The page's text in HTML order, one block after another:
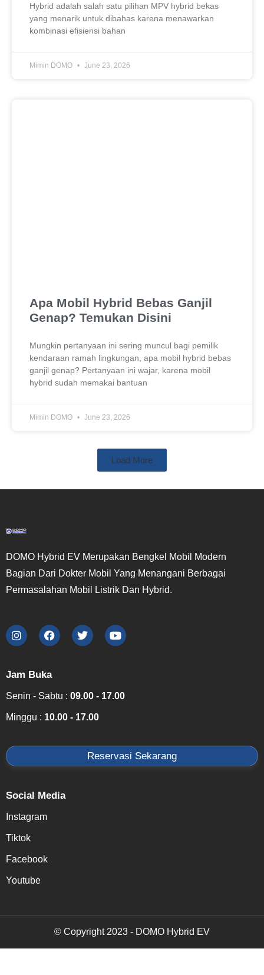
Hybrid adalah salah satu pilihan MPV hybrid bekas
yang menarik untuk dibahas karena menawarkan
kombinasi efisiensi bahan
Mimin DOMO June 23, 2026
Apa Mobil Hybrid Bebas Ganjil
Genap? Temukan Disini
Mungkin pertanyaan ini sering muncul bagi pemilik
kendaraan ramah lingkungan, apa mobil hybrid bebas
ganjil genap? Pertanyaan ini wajar, karena mobil
hybrid sudah memakai bantuan
Mimin DOMO June 23, 2026
Load More
DOMO Hybrid EV Merupakan Bengkel Mobil Modern
Bagian Dari Dokter Mobil Yang Menangani Berbagai
Permasalahan Mobil Listrik Dan Hybrid.
Jam Buka
Senin - Sabtu : 09.00 - 17.00
Minggu : 10.00 - 17.00
Reservasi Sekarang
Social Media
Instagram
Tiktok
Facebook
Youtube
© Copyright 2023 - DOMO Hybrid EV